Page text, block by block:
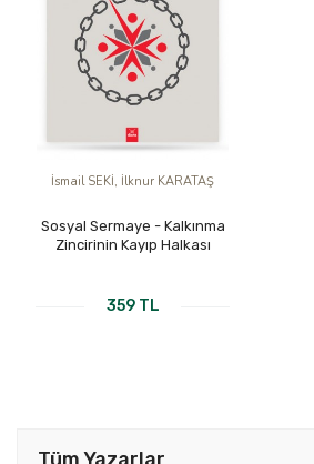
İsmail SEKİ, İlknur KARATAŞ
Sosyal Sermaye - Kalkınma
Zincirinin Kayıp Halkası
359 TL